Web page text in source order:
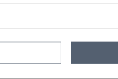
dominujący